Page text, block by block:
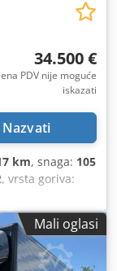
34.500 €
PDV nije moguće
iskazati
Nazvati
km, snaga: 105
, vrsta goriva:
Mali oglasi